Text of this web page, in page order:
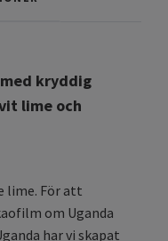
kryddig
lime och
lime. För att
om Uganda
har vi skapat